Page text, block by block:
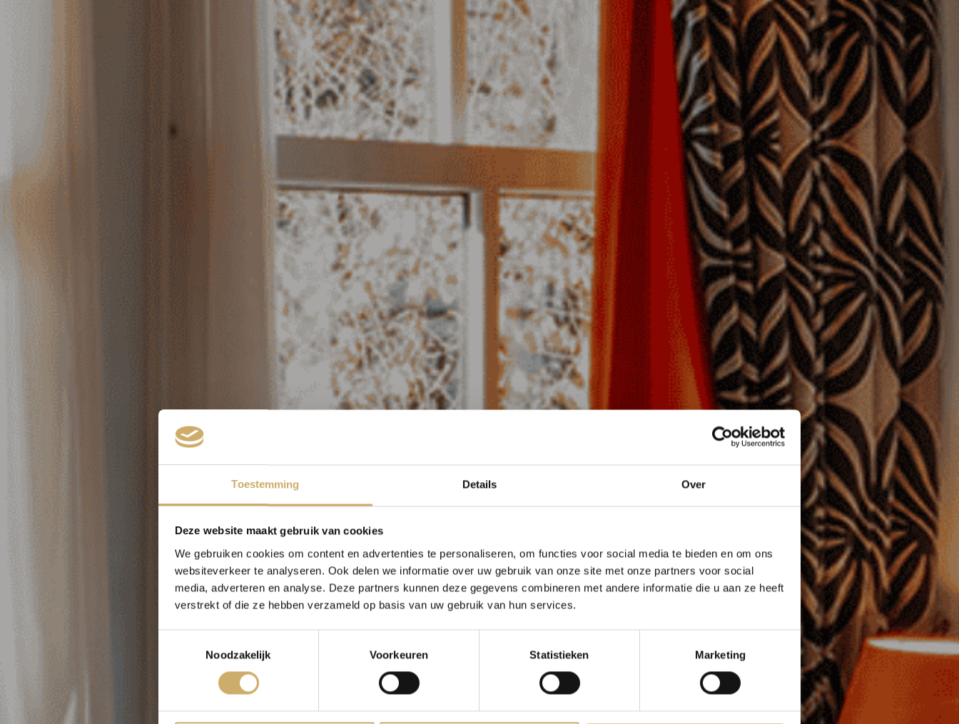
Toestemming Details Over
Deze website maakt gebruik van cookies
We gebruiken cookies om content en advertenties te personaliseren, om functies voor social media te bieden en om ons
websiteverkeer te analyseren. Ook delen we informatie over uw gebruik van onze site met onze partners voor social
media, adverteren en analyse. Deze partners kunnen deze gegevens combineren met andere informatie die u aan ze heeft
verstrekt of die ze hebben verzameld op basis van uw gebruik van hun services.
Noodzakelijk
Voorkeuren Statistieken Marketing